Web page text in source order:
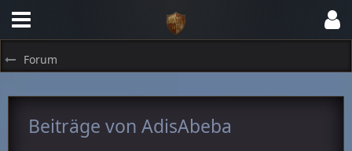
Forum
Beiträge von AdisAbeba